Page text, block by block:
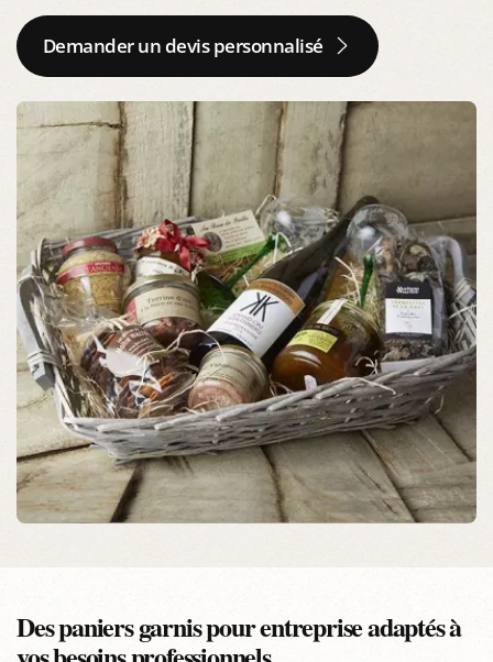
Demander un devis personnalisé
Des paniers garnis pour entreprise adaptés à